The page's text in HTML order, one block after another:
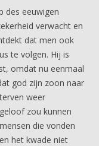
des eeuwigen
verwacht en
dat men ook
te volgen. Hij is
omdat nu eenmaal
god zijn zoon naar
weer
zou kunnen
die vonden
het kwade niet